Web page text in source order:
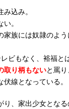
込み。
。
家族には奴隷のよ
ビもなく、裕福と
取り柄もないと罵り
線となっている。
、家出少女となる